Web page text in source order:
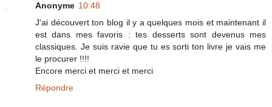
Anonyme 10:48
J'ai découvert ton blog il y a quelques mois et maintenant il
est dans mes favoris : tes desserts sont devenus mes
classiques. Je suis ravie que tu es sorti ton livre je vais me
le procurer !!!!
Encore merci et merci et merci
Répondre